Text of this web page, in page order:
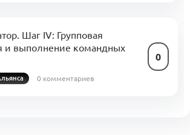
Шаг IV: Групповая
и выполнение командных
0
0 комментариев